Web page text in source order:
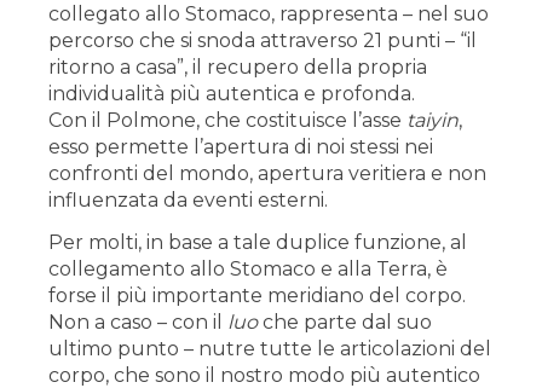
collegato allo Stomaco, rappresenta – nel suo
percorso che si snoda attraverso 21 punti – “il
ritorno a casa”, il recupero della propria
individualità più autentica e profonda.
Con il Polmone, che costituisce l’asse taiyin,
esso permette l’apertura di noi stessi nei
confronti del mondo, apertura veritiera e non
influenzata da eventi esterni.
Per molti, in base a tale duplice funzione, al
collegamento allo Stomaco e alla Terra, è
forse il più importante meridiano del corpo.
Non a caso – con il
luoche parte dal suo
ultimo punto – nutre tutte le articolazioni del
corpo, che sono il nostro modo più autentico